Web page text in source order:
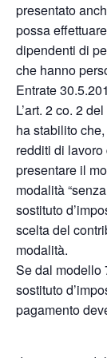
presentato
possa
dipendenti di
che hanno
Entrate
L’art. 2 co. 2
ha stabilito
redditi di
presentare il
modalità
sostituto
scelta del
modalità.
Se dal modello
sostituto
pagamento